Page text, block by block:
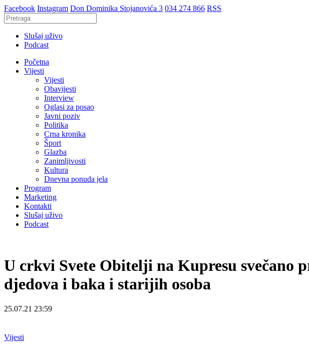
Facebook Instagram Don Dominika Stojanovića 3 034 274 866 RSS
Slušaj uživo
Podcast
Početna
Vijesti
Vijesti
Obavijesti
Interview
Oglasi za posao
Javni poziv
Politika
Crna kronika
Šport
Glazba
Zanimljivosti
Kultura
Dnevna ponuda jela
Program
Marketing
Kontakti
Slušaj uživo
Podcast
U crkvi Svete Obitelji na Kupresu svečano
djedova i baka i starijih osoba
25.07.21 23:59
Vijesti